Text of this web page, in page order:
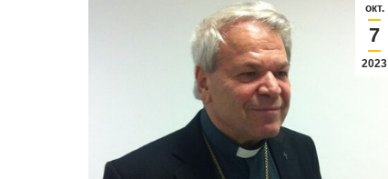
окт.
7
2023